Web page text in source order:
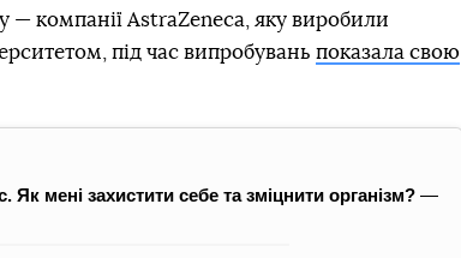
— компанії AstraZeneca, яку виробили
під час випробувань показала свою
Як мені захистити себе та зміцнити організм? —